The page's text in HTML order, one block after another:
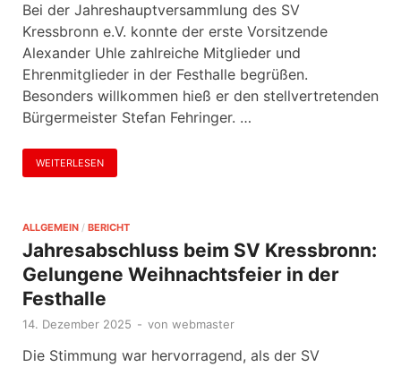
Bei der Jahreshauptversammlung des SV
Kressbronn e.V. konnte der erste Vorsitzende
Alexander Uhle zahlreiche Mitglieder und
Ehrenmitglieder in der Festhalle begrüßen.
Besonders willkommen hieß er den stellvertretenden
Bürgermeister Stefan Fehringer. …
WEITERLESEN
ALLGEMEIN / BERICHT
Jahresabschluss beim SV Kressbronn:
Gelungene Weihnachtsfeier in der
Festhalle
14. Dezember 2025 - von webmaster
Die Stimmung war hervorragend, als der SV